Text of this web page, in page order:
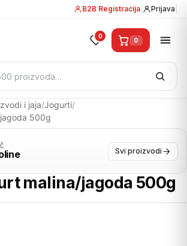
B2B Registracija Prijava
0 0
i jaja/Jogurti/
500g
Svi proizvodi
malina/jagoda 500g